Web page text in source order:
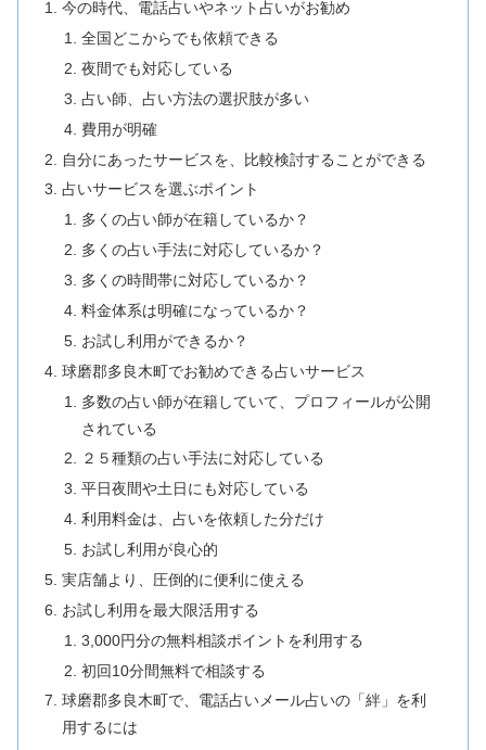
今の時代、電話占いやネット占いがお勧め
全国どこからでも依頼できる
夜間でも対応している
占い師、占い方法の選択肢が多い
費用が明確
自分にあったサービスを、比較検討することができる
占いサービスを選ぶポイント
多くの占い師が在籍しているか？
多くの占い手法に対応しているか？
多くの時間帯に対応しているか？
料金体系は明確になっているか？
お試し利用ができるか？
球磨郡多良木町でお勧めできる占いサービス
多数の占い師が在籍していて、プロフィールが公開
されている
２５種類の占い手法に対応している
平日夜間や土日にも対応している
利用料金は、占いを依頼した分だけ
お試し利用が良心的
実店舗より、圧倒的に便利に使える
お試し利用を最大限活用する
3,000円分の無料相談ポイントを利用する
初回10分間無料で相談する
球磨郡多良木町で、電話占いメール占いの「絆」を利
用するには